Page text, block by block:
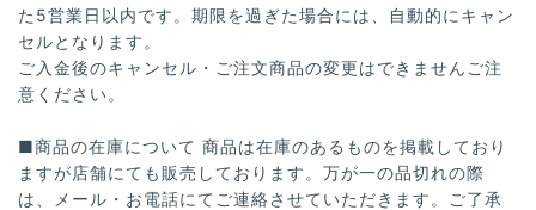
た5営業日以内です。期限を過ぎた場合には、自動的にキャン
セルとなります。
ご入金後のキャンセル・ご注文商品の変更はできませんご注
意ください。
■商品の在庫について 商品は在庫のあるものを掲載しており
ますが店舗にても販売しております。万が一の品切れの際
は、メール・お電話にてご連絡させていただきます。ご了承